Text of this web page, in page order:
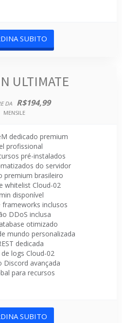
SUBITO
ULTIMATE
DA R$194,99
MENSILE
dedicado premium
profissional
pré-instalados
do servidor
premium brasileiro
whitelist Cloud-02
disponível
frameworks inclusos
DDoS inclusa
otimizado
mundo personalizada
dedicada
logs Cloud-02
Discord avançada
para recursos
SUBITO